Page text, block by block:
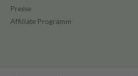
Presse
Affiliate Programm